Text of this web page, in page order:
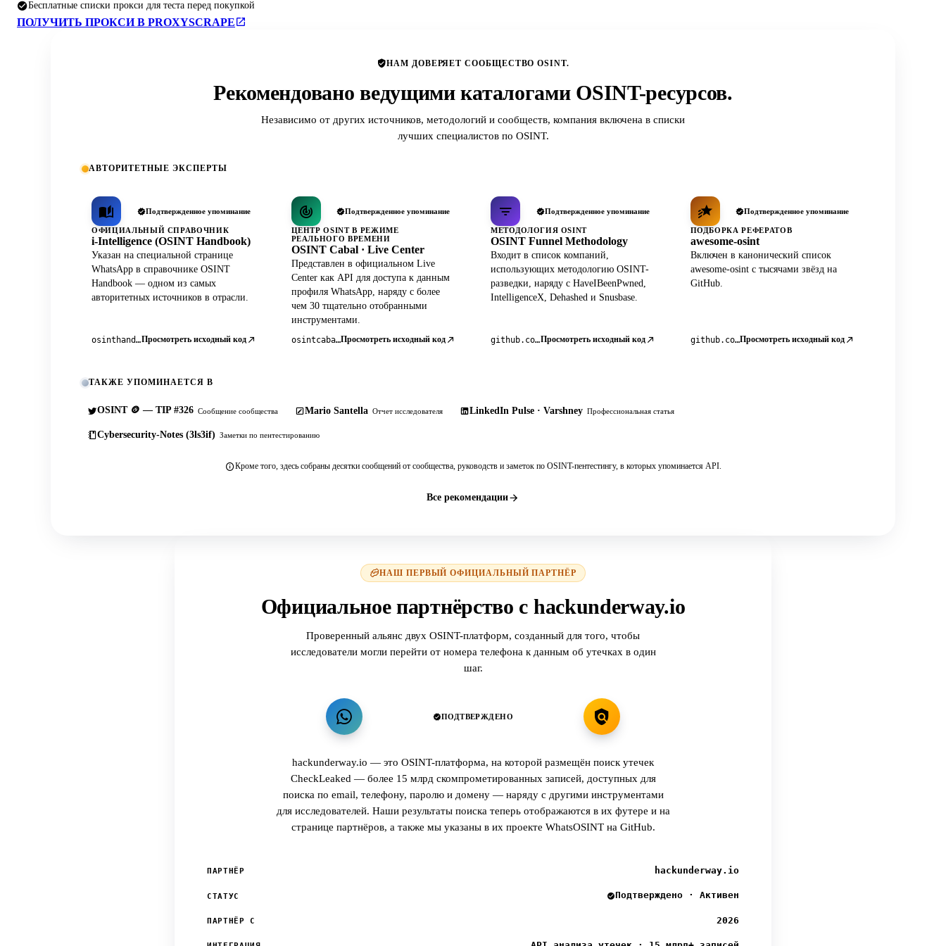
Бесплатные списки прокси для теста перед покупкой
ПОЛУЧИТЬ ПРОКСИ В PROXYSCRAPE
НАМ ДОВЕРЯЕТ СООБЩЕСТВО OSINT.
Рекомендовано ведущими каталогами OSINT-ресурсов.
Независимо от других источников, методологий и сообществ, компания включена в списки
лучших специалистов по OSINT.
АВТОРИТЕТНЫЕ ЭКСПЕРТЫ
Подтвержденное упоминание
ОФИЦИАЛЬНЫЙ СПРАВОЧНИК
i-Intelligence (OSINT Handbook)
Указан на специальной странице
WhatsApp в справочнике OSINT
Handbook — одном из самых
авторитетных источников в отрасли.
osinthandbook.comПросмотреть исходный код
Подтвержденное упоминание
ЦЕНТР OSINT В РЕЖИМЕ
РЕАЛЬНОГО ВРЕМЕНИ
OSINT Cabal · Live Center
Представлен в официальном Live
Center как API для доступа к данным
профиля WhatsApp, наряду с более
чем 30 тщательно отобранными
инструментами.
osintcabal.orgПросмотреть исходный код
Подтвержденное упоминание
МЕТОДОЛОГИЯ OSINT
OSINT Funnel Methodology
Входит в список компаний,
использующих методологию OSINT-
разведки, наряду с HaveIBeenPwned,
IntelligenceX, Dehashed и Snusbase.
github.com/pdudotdev/ofmПросмотреть исходный код
Подтвержденное упоминание
ПОДБОРКА РЕФЕРАТОВ
awesome-osint
Включен в канонический список
awesome-osint с тысячами звёзд на
GitHub.
github.com/jivoi/awesome-osintПросмотреть исходный код
ТАКЖЕ УПОМИНАЕТСЯ В
OSINT 🪙 — TIP #326 Сообщение сообщества Mario Santella Отчет исследователя LinkedIn Pulse · Varshney Профессиональная статья
Cybersecurity-Notes (3ls3if) Заметки по пентестированию
Кроме того, здесь собраны десятки сообщений от сообщества, руководств и заметок по OSINT-пентестингу, в которых упоминается API.
Все рекомендации
НАШ ПЕРВЫЙ ОФИЦИАЛЬНЫЙ ПАРТНЁР
Официальное партнёрство с hackunderway.io
Проверенный альянс двух OSINT-платформ, созданный для того, чтобы
исследователи могли перейти от номера телефона к данным об утечках в один
шаг.
ПОДТВЕРЖДЕНО
hackunderway.io — это OSINT-платформа, на которой размещён поиск утечек
CheckLeaked — более 15 млрд скомпрометированных записей, доступных для
поиска по email, телефону, паролю и домену — наряду с другими инструментами
для исследователей. Наши результаты поиска теперь отображаются в их футере и на
странице партнёров, а также мы указаны в их проекте WhatsOSINT на GitHub.
ПАРТНЁР hackunderway.io
СТАТУС Подтверждено · Активен
ПАРТНЁР С 2026